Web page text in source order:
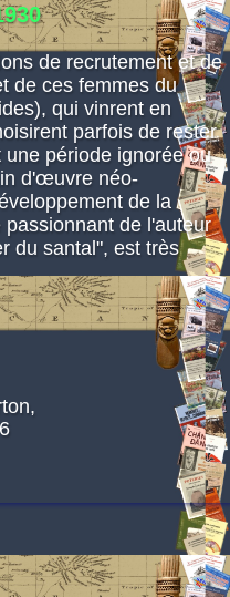
de recrutement et de
de ces femmes du
qui vinrent en
parfois de rester
période ignorée ou
d'œuvre néo-
de la
de l'auteur
du santal", est très